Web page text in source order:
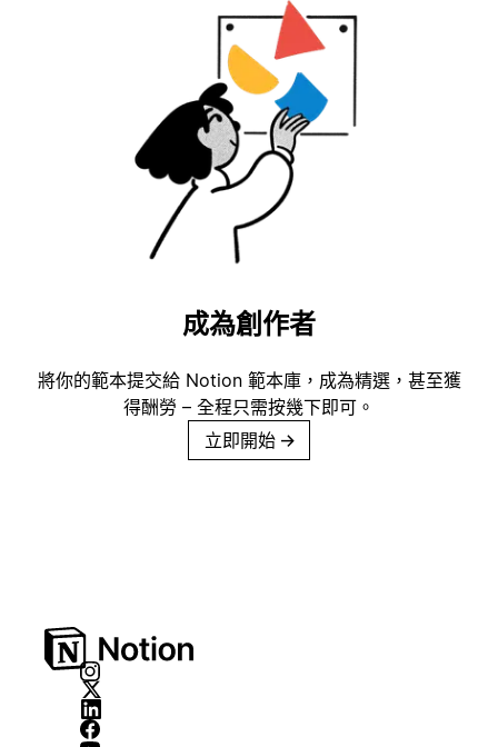
成為創作者
將你的範本提交給 Notion 範本庫，成為精選，甚至獲
得酬勞 – 全程只需按幾下即可。
立即開始 →